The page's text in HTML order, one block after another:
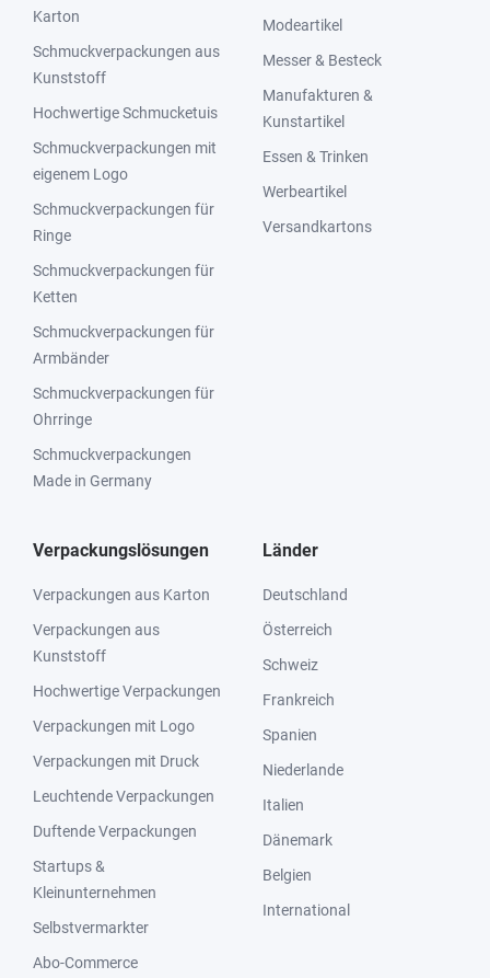
Karton
Schmuckverpackungen aus
Kunststoff
Hochwertige Schmucketuis
Schmuckverpackungen mit
eigenem Logo
Schmuckverpackungen für
Ringe
Schmuckverpackungen für
Ketten
Schmuckverpackungen für
Armbänder
Schmuckverpackungen für
Ohrringe
Schmuckverpackungen
Made in Germany
Modeartikel
Messer & Besteck
Manufakturen &
Kunstartikel
Essen & Trinken
Werbeartikel
Versandkartons
Verpackungslösungen
Verpackungen aus Karton
Verpackungen aus
Kunststoff
Hochwertige Verpackungen
Verpackungen mit Logo
Verpackungen mit Druck
Leuchtende Verpackungen
Duftende Verpackungen
Startups &
Kleinunternehmen
Selbstvermarkter
Abo-Commerce
Länder
Deutschland
Österreich
Schweiz
Frankreich
Spanien
Niederlande
Italien
Dänemark
Belgien
International